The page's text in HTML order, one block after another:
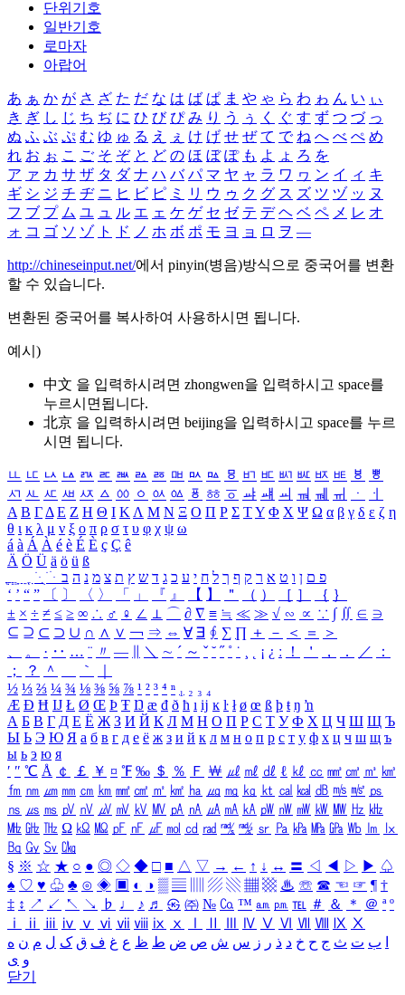
단위기호
일반기호
로마자
아랍어
あ ぁ か が さ ざ た だ な は ば ぱ ま や ゃ ら わ ゎ ん い ぃ
き ぎ し じ ち ぢ に ひ び ぴ み り う ぅ く ぐ す ず つ づ っ
ぬ ふ ぶ ぷ む ゆ ゅ る え ぇ け げ せ ぜ て で ね へ べ ぺ め
れ お ぉ こ ご そ ぞ と ど の ほ ぼ ぽ も よ ょ ろ を
ア ァ カ サ ザ タ ダ ナ ハ バ パ マ ヤ ャ ラ ワ ヮ ン イ ィ キ
ギ シ ジ チ ヂ ニ ヒ ビ ピ ミ リ ウ ゥ ク グ ス ズ ツ ヅ ッ ヌ
フ ブ プ ム ユ ュ ル エ ェ ケ ゲ セ ゼ テ デ ヘ ベ ペ メ レ オ
ォ コ ゴ ソ ゾ ト ド ノ ホ ボ ポ モ ヨ ョ ロ ヲ ―
http://chineseinput.net/에서 pinyin(병음)방식으로 중국어를 변환
할 수 있습니다.
변환된 중국어를 복사하여 사용하시면 됩니다.
예시)
中文 을 입력하시려면 zhongwen을 입력하시고 space를
누르시면됩니다.
北京 을 입력하시려면 beijing을 입력하시고 space를 누르
시면 됩니다.
ㅥ ㅦ ㅧ ㅨ ㅩ ㅪ ㅫ ㅬ ㅭ ㅮ ㅯ ㅰ ㅱ ㅲ ㅳ ㅴ ㅵ ㅶ ㅷ ㅸ
ㅹ
ㅺ ㅻ ㅼ ㅽ ㅾ ㅿ ㆀ ㆁ ㆂ ㆃ ㆄ ㆅ ㆆ ㆇ ㆈ ㆉ ㆊ ㆋ ㆌ ㆍ
ㆎ
Α Β ΓΔ Ε Ζ Η Θ Ι ΚΛ Μ Ν Ξ Ο Π Ρ Σ ΤΥ Φ Χ Ψ Ω α β γ δ ε ζ η
θ ι κ λ μ ν ξ ο π ρ σ τ υ φ χ ψ ω
á à Á À é è É È ç Ç ê
Ä Ö Ü ä ö ü ß
ִֶֹ ֻּ ׁׂ פ ם ן ו ט א ר ק ף ך ל ח י ע כ ג ד ש ץ ת צ מ נ ה ב
‘ ’ “ ” 〔 〕 〈 〉 「 」 『 』 【 】 ＂ （ ） ［ ］ ｛ ｝
± × ÷ ≠ ≤ ≥ ∞ ∴ ♂ ♀ ∠ ⊥ ⌒ ∂ ∇ ≡ ≒ ≪ ≫ √ ∽ ∝ ∵ ∫ ∬ ∈ ∋
⊆ ⊇ ⊂ ⊃ ∪ ∩ ∧ ∨ ￢ ⇒ ⇔ ∀ ∃ ∮ ∑ ∏ ＋ － ＜ ＝
＞
、
。 · ‥ … ¨ 〃 ― ＼ ∼ ´ ～ ˇ ˘ ˝ ˚ ˙ ¸ ¡ ¿ ː ！ ＇ ， ． ／
：
；
？ ＾ ｀
½ ⅓ ⅔ ¼ ¾ ⅛ ⅜ ⅝ ⅞ ¹ ² ³ ⁴ ⁿ ₁ ₂ ₃ ₄
Æ Ð Ħ Ĳ Ł Ø Œ Þ Ŧ Ŋ æ đ ð ħ ı ĳ ĸ ŀ ł ø œ ß þ ŧ ŋ ŉ
А Б В Г Д Е Ё Ж З И Й К Л М Н О П Р С Т У Ф Х Ц Ч Ш Щ Ъ
Ы Ь Э Ю Я а б в г д е ё ж з и й к л м н о п р с т у ф х ц ч ш щ ъ
ы ь э ю я
′ ″ ℃ Å ￠ ￡ ￥ ¤ ℉ ‰ ＄ ％ Ｆ ￦ ㎕ ㎖ ㎗ ℓ ㎘ ㏄ ㎣ ㎤ ㎥ ㎦
㎙ ㎚ ㎛ ㎜ ㎝ ㎞ ㎟ ㎠ ㎡ ㎢ ㏊ ㎍ ㎎ ㎏ ㏏ ㎈ ㎉ ㏈ ㎧ ㎨ ㎰
㎱ ㎲ ㎳ ㎴ ㎵ ㎶ ㎷ ㎸ ㎹ ㎀ ㎁ ㎂ ㎃ ㎄ ㎺ ㎻ ㎽ ㎾ ㎿ ㎐ ㎑
㎒ ㎓ ㎔ Ω ㏀ ㏁ ㎊ ㎋ ㎌ ㏖ ㏅ ㎭ ㎮ ㎯ ㏛ ㎩ ㎪ ㎫ ㎬ ㏝ ㏐
㏓
㏃ ㏉ ㏜ ㏆
§ ※ ☆ ★ ○ ● ◎ ◇ ◆ □ ■ △ ▽ → ← ↑ ↓ ↔ 〓 ◁ ◀ ▷ ▶ ♤
♠ ♡ ♥ ♧ ♣ ⊙ ◈ ▣ ◐ ◑ ▒ ▤ ▨ ▧ ▦ ▩ ♨ ☏ ☎ ☜ ☞ ¶ †
‡ ↕ ↗ ↙ ↖ ↘ ♭ ♩ ♪ ♬ ㉿ ㈜ № ㏇ ™ ㏂ ㏘ ℡ ＃ ＆ ＊ ＠ ª º
ⅰ
ⅱ ⅲ ⅳ ⅴ ⅵ ⅶ ⅷ ⅸ ⅹ Ⅳ Ⅴ Ⅵ Ⅶ Ⅷ Ⅸ Ⅹ
ب ت ث ج ح خ د ذ ر ز س ش ص ض ط ظ ع غ ف ق ک ل م ن ه
و ی
닫기